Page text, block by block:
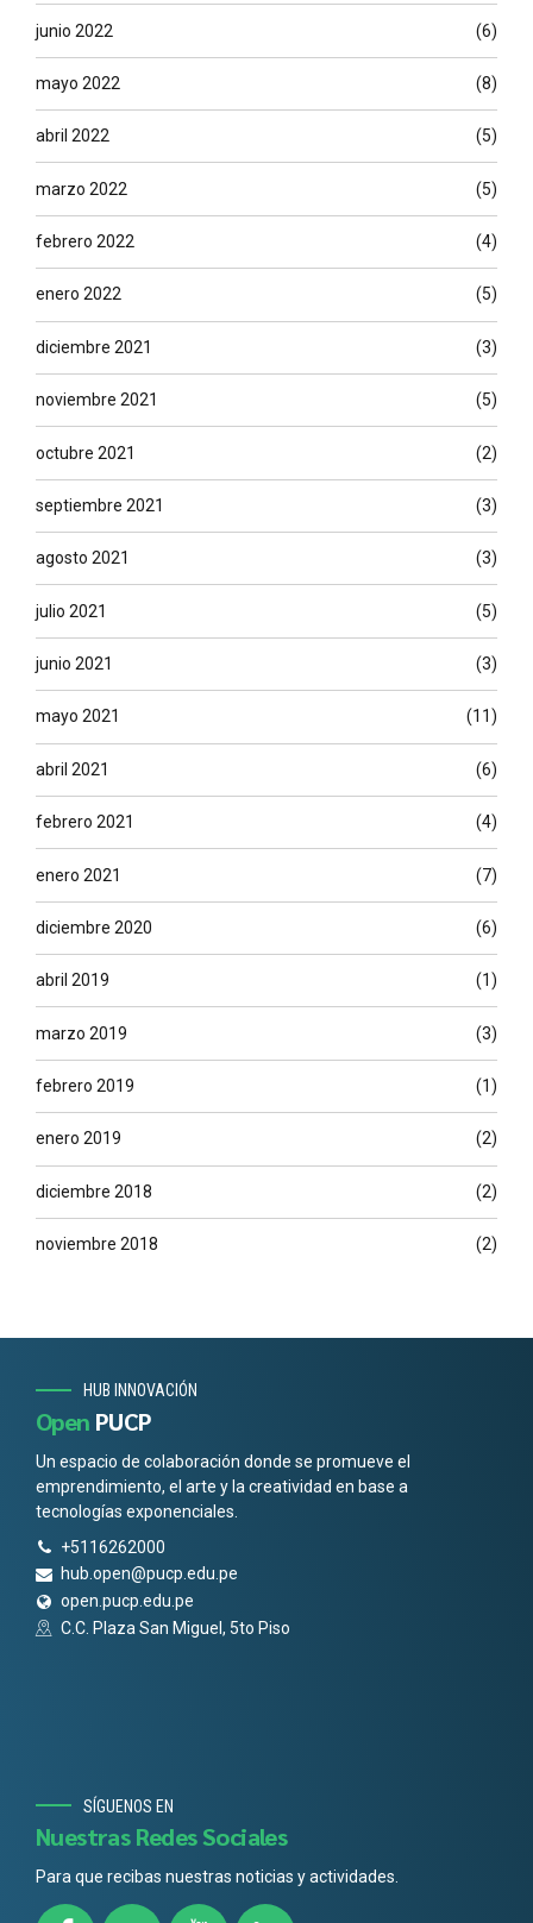
junio 2022 (6)
mayo 2022 (8)
abril 2022 (5)
marzo 2022 (5)
febrero 2022 (4)
enero 2022 (5)
diciembre 2021 (3)
noviembre 2021 (5)
octubre 2021 (2)
septiembre 2021 (3)
agosto 2021 (3)
julio 2021 (5)
junio 2021 (3)
mayo 2021 (11)
abril 2021 (6)
febrero 2021 (4)
enero 2021 (7)
diciembre 2020 (6)
abril 2019 (1)
marzo 2019 (3)
febrero 2019 (1)
enero 2019 (2)
diciembre 2018 (2)
noviembre 2018 (2)
HUB INNOVACIÓN
Open PUCP
Un espacio de colaboración donde se promueve el
emprendimiento, el arte y la creatividad en base a
tecnologías exponenciales.
+5116262000
hub.open@pucp.edu.pe
open.pucp.edu.pe
C.C. Plaza San Miguel, 5to Piso
SÍGUENOS EN
Nuestras Redes Sociales
Para que recibas nuestras noticias y actividades.